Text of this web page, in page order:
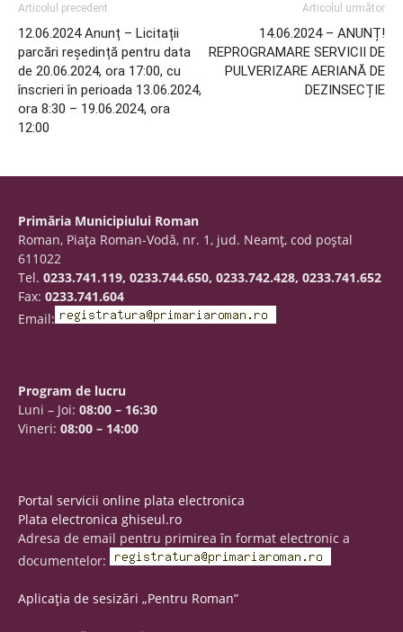
Articolul precedent
12.06.2024 Anunț – Licitații
parcări reședință pentru data
de 20.06.2024, ora 17:00, cu
înscrieri în perioada 13.06.2024,
ora 8:30 – 19.06.2024, ora
12:00
Articolul următor
14.06.2024 – ANUNȚ!
REPROGRAMARE SERVICII DE
PULVERIZARE AERIANĂ DE
DEZINSECȚIE
Primăria Municipiului Roman
Roman, Piaţa Roman-Vodă, nr. 1, jud. Neamţ, cod poştal
611022
Tel. 0233.741.119, 0233.744.650, 0233.742.428, 0233.741.652
Fax: 0233.741.604
Email:
Program de lucru
Luni – Joi: 08:00 – 16:30
Vineri: 08:00 – 14:00
Portal servicii online plata electronica
Plata electronica ghiseul.ro
Adresa de email pentru primirea în format electronic a
documentelor:
Aplicația de sesizări „Pentru Roman”